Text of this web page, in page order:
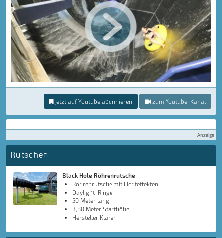
jetzt auf Youtube abonnieren zum Youtube-Kanal
Anzeige
Rutschen
Black Hole Röhrenrutsche
Röhrenrutsche mit Lichteffekten
Daylight-Ringe
50 Meter lang
3,80 Meter Starthöhe
Hersteller Klarer